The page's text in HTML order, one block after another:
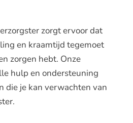
zorgt ervoor dat
en kraamtijd tegemoet
zorgen hebt. Onze
hulp en ondersteuning
die je kan verwachten van